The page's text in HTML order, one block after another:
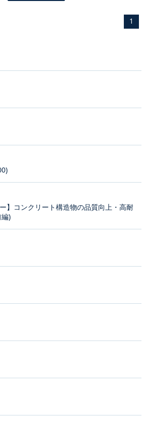
1
】コンクリート構造物の品質向上・高耐
)